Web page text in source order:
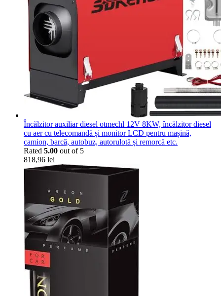
Încălzitor auxiliar diesel otmechl 12V 8KW, încălzitor diesel
cu aer cu telecomandă și monitor LCD pentru mașină,
camion, barcă, autobuz, autorulotă și remorcă etc.
Rated 5.00 out of 5
818,96 lei